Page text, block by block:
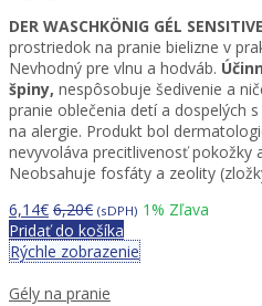
DER WASCHKÖNIG GÉL SENSITIVE
prostriedok na pranie bielizne v
Nevhodný pre vlnu a hodváb.
špiny, nespôsobuje šedivenie a
pranie oblečenia detí a dospelých
na alergie. Produkt bol
nevyvoláva precitlivenosť pokožky
Neobsahuje fosfáty a zeolity
6,14€ 6,20€ (sDPH) 1% Zľava
Pridať do košíka
Rýchle zobrazenie
Gély na pranie